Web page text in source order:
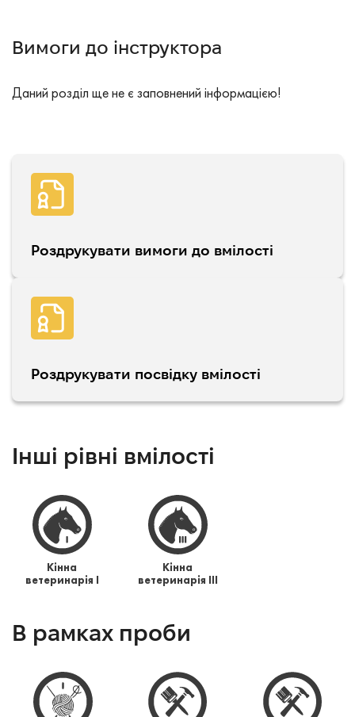
Вимоги до інструктора
Даний розділ ще не є заповнений інформацією!
Роздрукувати вимоги до вмілості
Роздрукувати посвідку вмілості
Інші рівні вмілості
Кінна
ветеринарія I
Кінна
ветеринарія III
В рамках проби